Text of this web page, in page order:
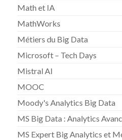
Math et IA
MathWorks
Métiers du Big Data
Microsoft – Tech Days
Mistral AI
MOOC
Moody's Analytics Big Data
MS Big Data : Analytics
MS Expert Big Analytics et